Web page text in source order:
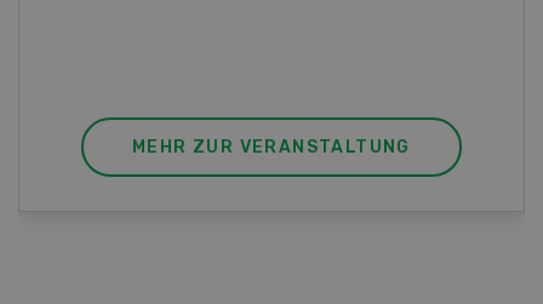
MEHR ZUR VERANSTALTUNG